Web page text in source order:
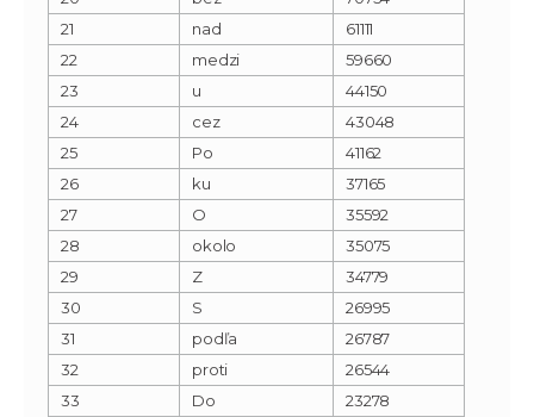
21
nad
61111
22
medzi
59660
23
u
44150
24
cez
43048
25
Po
41162
26
ku
37165
27
O
35592
28
okolo
35075
29
Z
34779
30
S
26995
31
podľa
26787
32
proti
26544
33
Do
23278